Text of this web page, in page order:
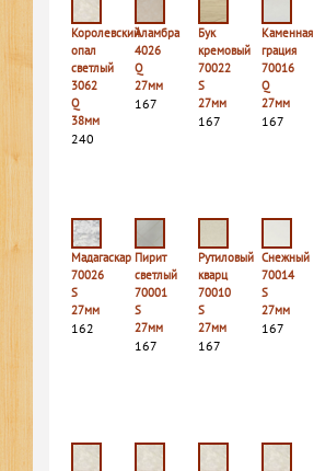
Королевский
опал
светлый
3062
Q
38мм
240
Аламбра
4026
Q
27мм
167
Бук
кремовый
70022
S
27мм
167
Каменная
грация
70016
Q
27мм
167
Мадагаскар
70026
S
27мм
162
Пирит
светлый
70001
S
27мм
167
Рутиловый
кварц
70010
S
27мм
167
Снежный
70014
S
27мм
167